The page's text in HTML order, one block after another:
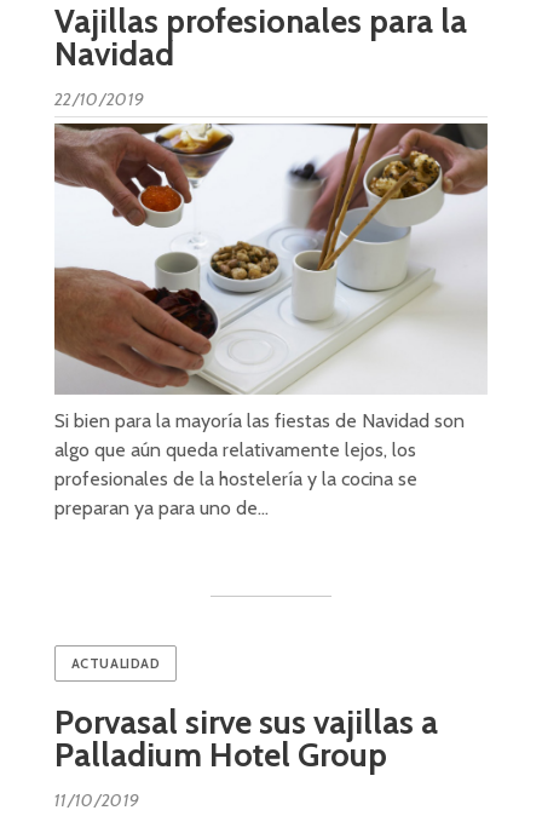
Vajillas profesionales para la
Navidad
22/10/2019
Si bien para la mayoría las fiestas de Navidad son
algo que aún queda relativamente lejos, los
profesionales de la hostelería y la cocina se
preparan ya para uno de…
ACTUALIDAD
Porvasal sirve sus vajillas a
Palladium Hotel Group
11/10/2019